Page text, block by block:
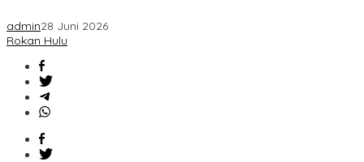
admin28 Juni 2026
Rokan Hulu